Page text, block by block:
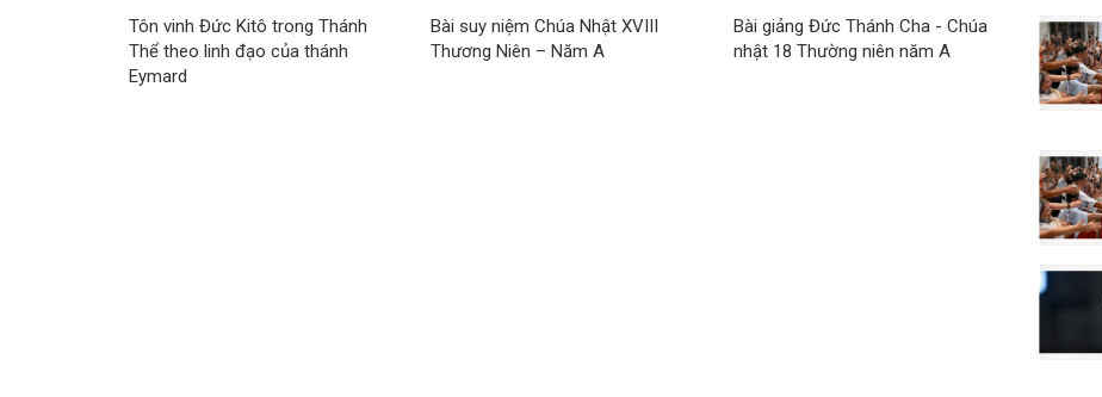
Tôn vinh Đức Kitô trong Thánh
Thể theo linh đạo của thánh
Eymard
Bài suy niệm Chúa Nhật XVIII
Thương Niên – Năm A
Bài giảng Đức Thánh Cha - Chúa
nhật 18 Thường niên năm A